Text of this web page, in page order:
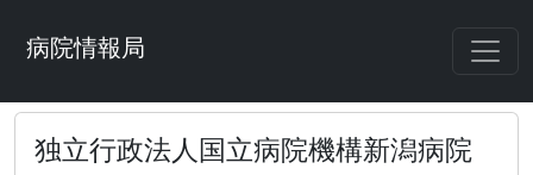
病院情報局
独立行政法人国立病院機構新潟病院